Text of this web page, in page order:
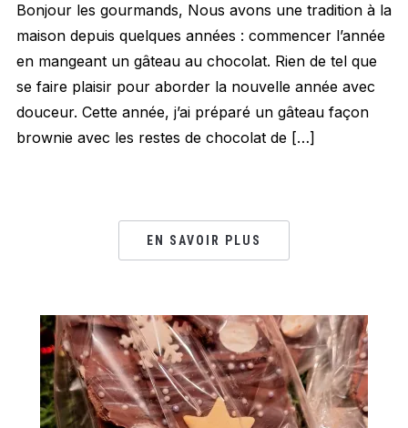
Bonjour les gourmands, Nous avons une tradition à la
maison depuis quelques années : commencer l’année
en mangeant un gâteau au chocolat. Rien de tel que
se faire plaisir pour aborder la nouvelle année avec
douceur. Cette année, j’ai préparé un gâteau façon
brownie avec les restes de chocolat de […]
EN SAVOIR PLUS